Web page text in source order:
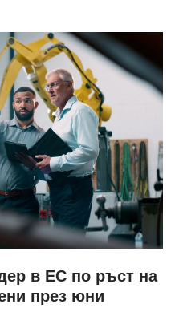
в ЕС по ръст на
през юни